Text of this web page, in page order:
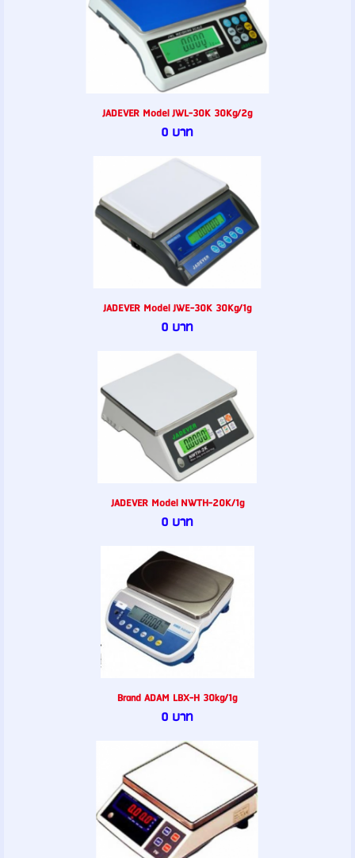
JADEVER Model JWL-30K 30Kg/2g
0 บาท
JADEVER Model JWE-30K 30Kg/1g
0 บาท
JADEVER Model NWTH-20K/1g
0 บาท
Brand ADAM LBX-H 30kg/1g
0 บาท